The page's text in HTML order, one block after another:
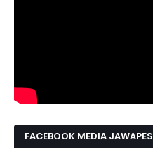
FACEBOOK MEDIA JAWAPES